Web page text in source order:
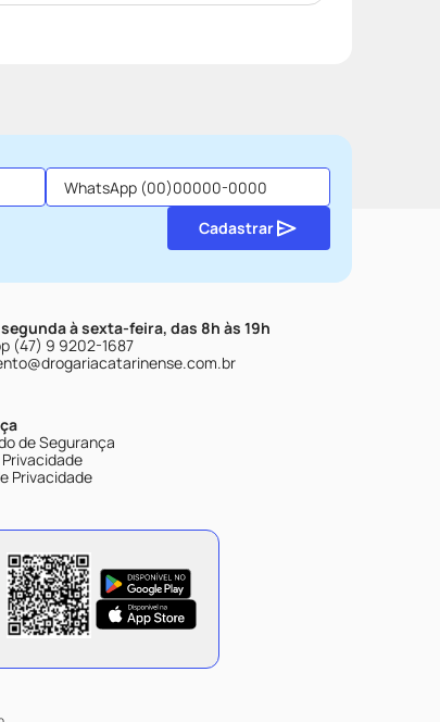
Cadastrar
segunda à sexta-feira, das 8h às 19h
(47) 9 9202-1687
de Segurança
Privacidade